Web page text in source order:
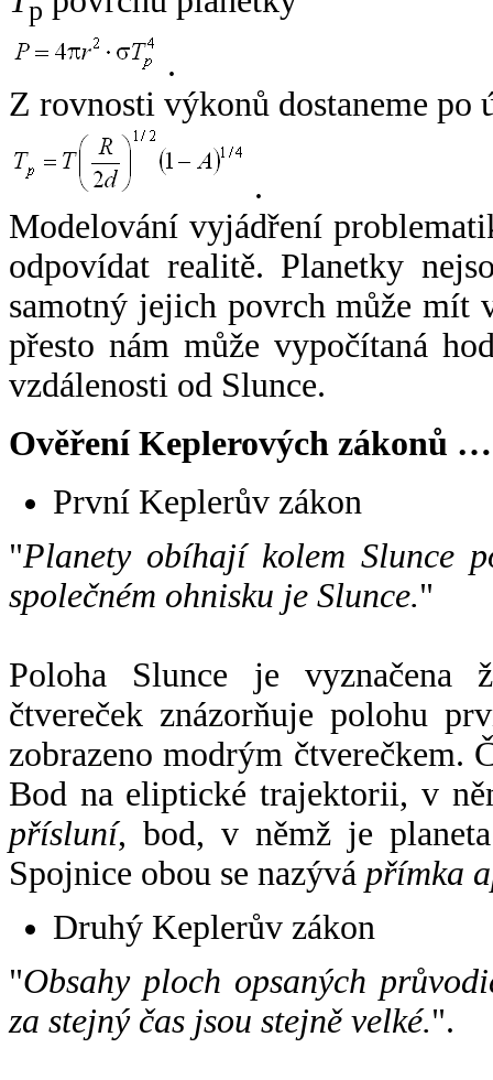
p
.
Z rovnosti výkonů dostaneme po
.
Modelování vyjádření
odpovídat realitě. Planetky
samotný jejich povrch může mít
přesto nám může vypočítaná
vzdálenosti od Slunce.
Ověření Keplerových zákonů …
První Keplerův zákon
"Planety obíhají kolem Slunce
společném ohnisku je Slunce."
Poloha Slunce je vyznačena
čtvereček znázorňuje polohu
zobrazeno modrým čtverečkem.
Bod na eliptické trajektorii, v
přísluní, bod, v němž je
Spojnice obou se nazývá přímka
Druhý Keplerův zákon
"Obsahy ploch opsaných
za stejný čas jsou stejně velké.".